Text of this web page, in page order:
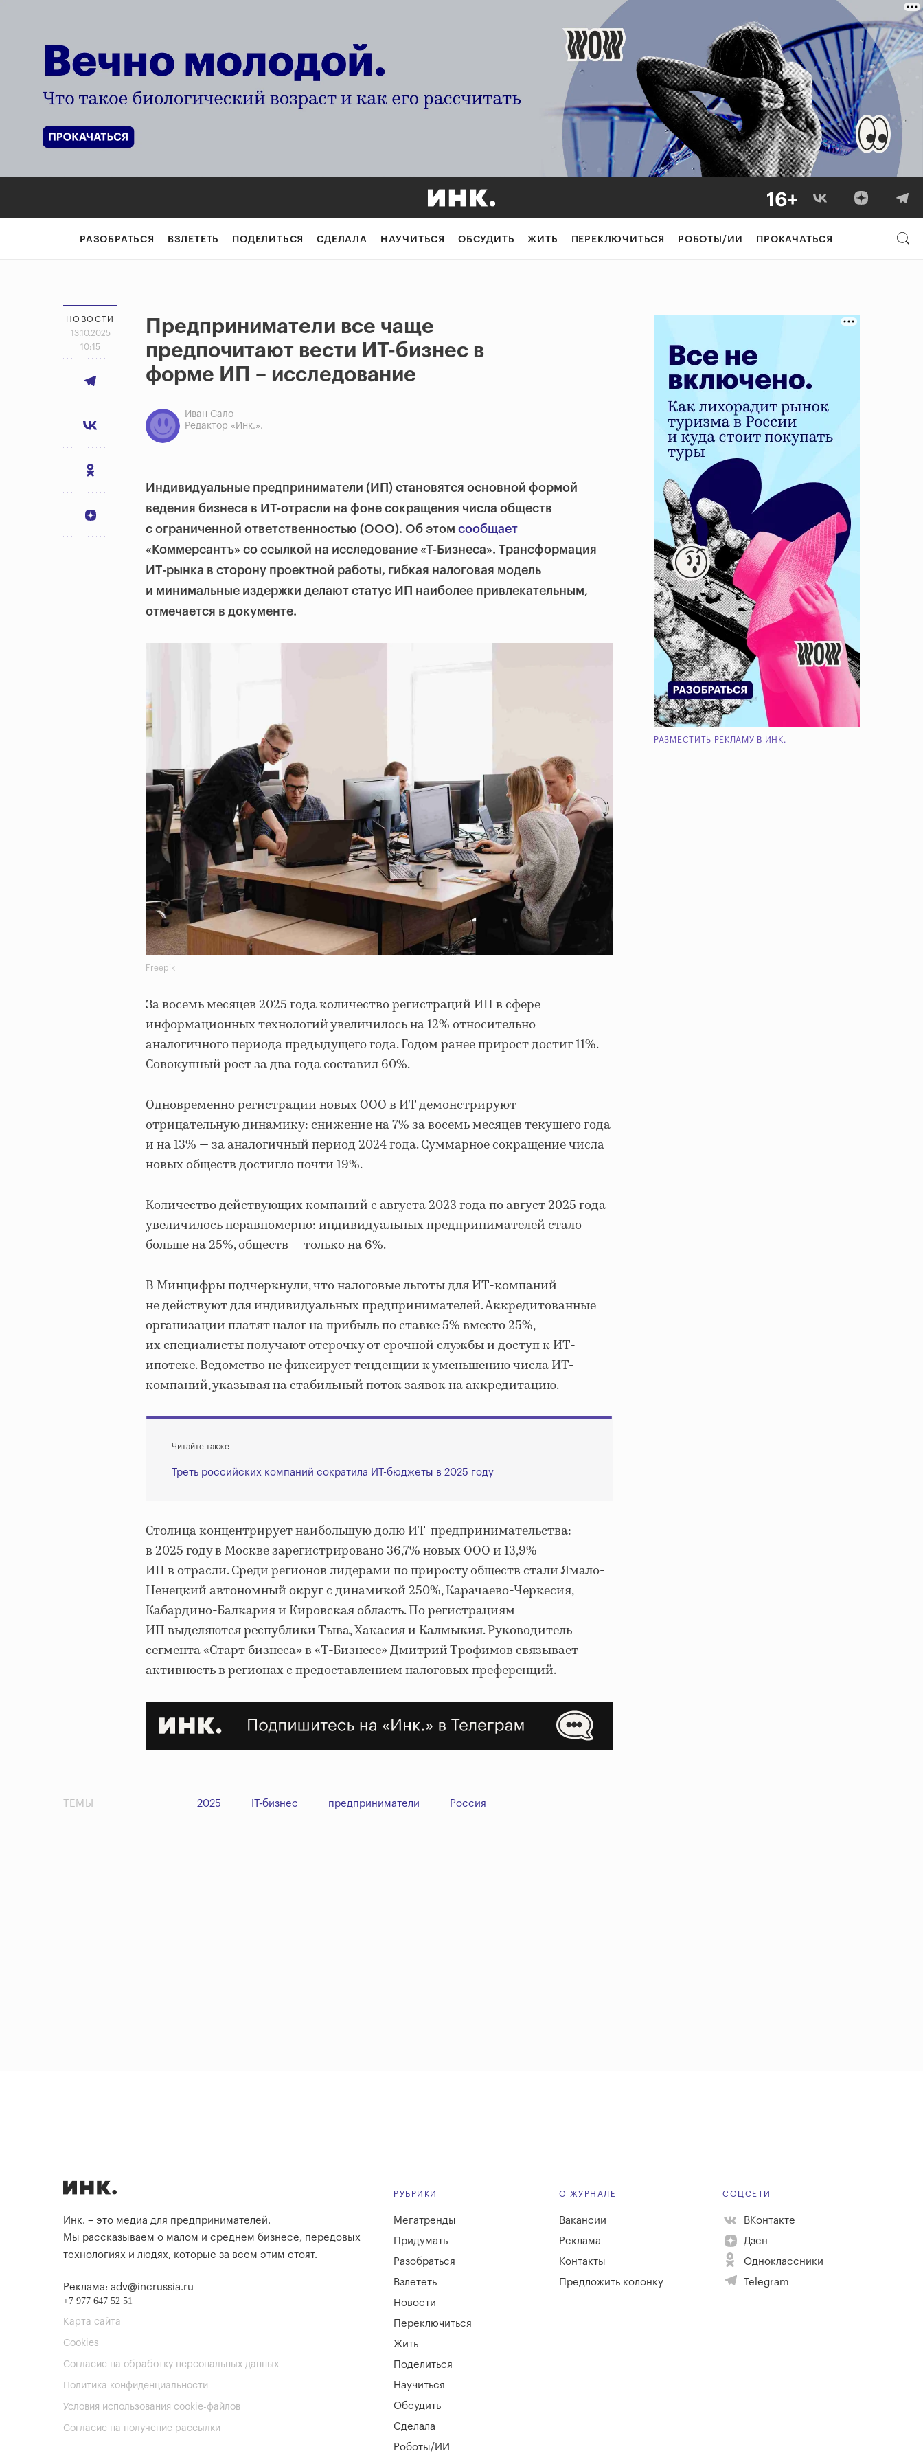
РАЗОБРАТЬСЯ ВЗЛЕТЕТЬ ПОДЕЛИТЬСЯ СДЕЛАЛА НАУЧИТЬСЯ ОБСУДИТЬ ЖИТЬ ПЕРЕКЛЮЧИТЬСЯ РОБОТЫ/ИИ ПРОКАЧАТЬСЯ
НОВОСТИ
13.10.2025
10:15
Предприниматели все чаще
предпочитают вести ИТ-бизнес в
форме ИП – исследование
Иван Сало
Редактор «Инк.».
Индивидуальные предприниматели (ИП) становятся основной формой
ведения бизнеса в ИТ-отрасли на фоне сокращения числа обществ
с ограниченной ответственностью (ООО). Об этом сообщает
«Коммерсантъ» со ссылкой на исследование «Т-Бизнеса». Трансформация
ИТ-рынка в сторону проектной работы, гибкая налоговая модель
и минимальные издержки делают статус ИП наиболее привлекательным,
отмечается в документе.
Freepik
За восемь месяцев 2025 года количество регистраций ИП в сфере
информационных технологий увеличилось на 12% относительно
аналогичного периода предыдущего года. Годом ранее прирост достиг 11%.
Совокупный рост за два года составил 60%.
Одновременно регистрации новых ООО в ИТ демонстрируют
отрицательную динамику: снижение на 7% за восемь месяцев текущего года
и на 13% — за аналогичный период 2024 года. Суммарное сокращение числа
новых обществ достигло почти 19%.
Количество действующих компаний с августа 2023 года по август 2025 года
увеличилось неравномерно: индивидуальных предпринимателей стало
больше на 25%, обществ — только на 6%.
В Минцифры подчеркнули, что налоговые льготы для ИТ-компаний
не действуют для индивидуальных предпринимателей. Аккредитованные
организации платят налог на прибыль по ставке 5% вместо 25%,
их специалисты получают отсрочку от срочной службы и доступ к ИТ-
ипотеке. Ведомство не фиксирует тенденции к уменьшению числа ИТ-
компаний, указывая на стабильный поток заявок на аккредитацию.
Читайте также
Треть российских компаний сократила ИТ-бюджеты в 2025 году
Столица концентрирует наибольшую долю ИТ-предпринимательства:
в 2025 году в Москве зарегистрировано 36,7% новых ООО и 13,9%
ИП в отрасли. Среди регионов лидерами по приросту обществ стали Ямало-
Ненецкий автономный округ с динамикой 250%, Карачаево-Черкесия,
Кабардино-Балкария и Кировская область. По регистрациям
ИП выделяются республики Тыва, Хакасия и Калмыкия. Руководитель
сегмента «Старт бизнеса» в «Т-Бизнесе» Дмитрий Трофимов связывает
активность в регионах с предоставлением налоговых преференций.
РАЗМЕСТИТЬ РЕКЛАМУ В ИНК.
ТЕМЫ 2025 IT-бизнес предприниматели Россия
Инк. – это медиа для предпринимателей.
Мы рассказываем о малом и среднем бизнесе, передовых
технологиях и людях, которые за всем этим стоят.
Реклама: adv@incrussia.ru
+7 977 647 52 51
Карта сайта
Cookies
Согласие на обработку персональных данных
Политика конфиденциальности
Условия использования cookie-файлов
Согласие на получение рассылки
РУБРИКИ
Мегатренды
Придумать
Разобраться
Взлететь
Новости
Переключиться
Жить
Поделиться
Научиться
Обсудить
Сделала
Роботы/ИИ
О ЖУРНАЛЕ
Вакансии
Реклама
Контакты
Предложить колонку
СОЦСЕТИ
ВКонтакте
Дзен
Одноклассники
Telegram